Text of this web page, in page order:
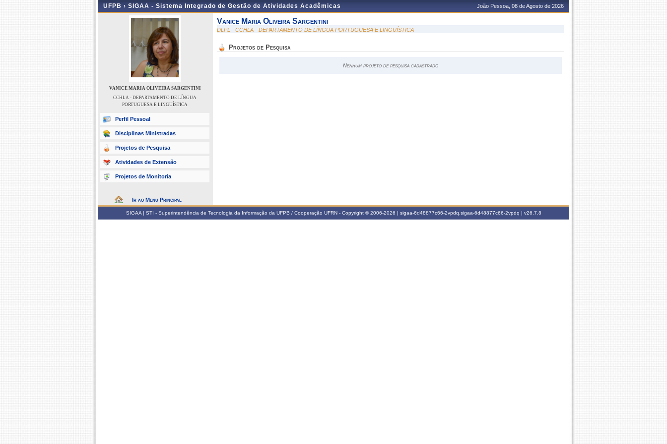
UFPB › SIGAA - Sistema Integrado de Gestão de Atividades Acadêmicas João Pessoa, 08 de Agosto de 2026
VANICE MARIA OLIVEIRA SARGENTINI
CCHLA - DEPARTAMENTO DE LÍNGUA
PORTUGUESA E LINGUÍSTICA
Perfil Pessoal
Disciplinas Ministradas
Projetos de Pesquisa
Atividades de Extensão
Projetos de Monitoria
Ir ao Menu Principal
Vanice Maria Oliveira Sargentini
DLPL - CCHLA - DEPARTAMENTO DE LÍNGUA PORTUGUESA E LINGUÍSTICA
Projetos de Pesquisa
Nenhum projeto de pesquisa cadastrado
SIGAA | STI - Superintendência de Tecnologia da Informação da UFPB / Cooperação UFRN - Copyright © 2006-2026 | sigaa-6d48877c66-2vpdq.sigaa-6d48877c66-2vpdq | v26.7.8